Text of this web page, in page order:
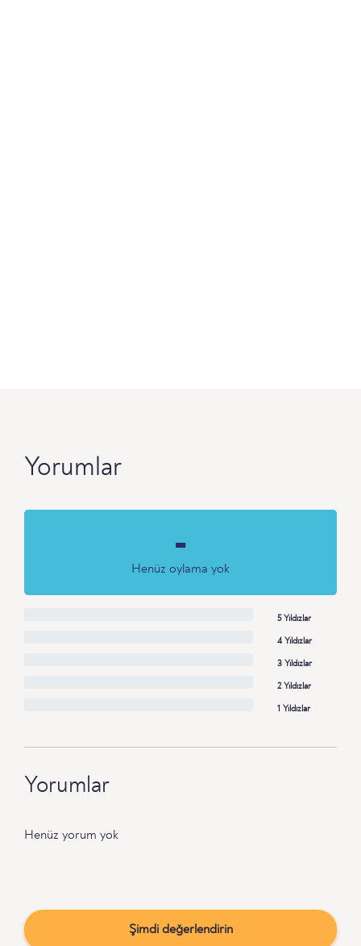
Yorumlar
-
Henüz oylama yok
5 Yıldızlar
4 Yıldızlar
3 Yıldızlar
2 Yıldızlar
1 Yıldızlar
Yorumlar
Henüz yorum yok
Şimdi değerlendirin